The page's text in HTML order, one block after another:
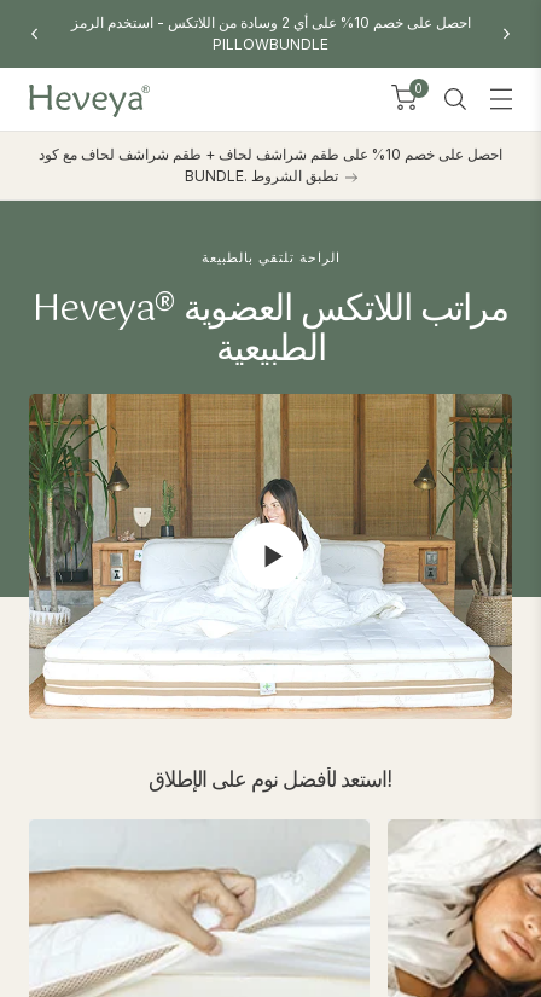
تسوق مراتب Heveya® اليوم
0
احصل على خصم 10% على طقم شراشف لحاف + طقم شراشف لحاف مع كود
BUNDLE. تطبق الشروط
الراحة تلتقي بالطبيعة
Heveya® مراتب اللاتكس العضوية
الطبيعية
استعد لأفضل نوم على الإطلاق!